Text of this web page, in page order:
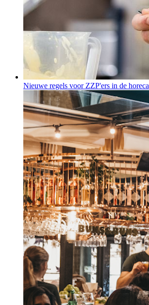
Nieuwe regels voor ZZP'ers in de horeca